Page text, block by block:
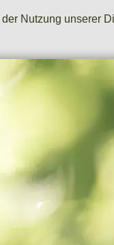
Nutzung unserer